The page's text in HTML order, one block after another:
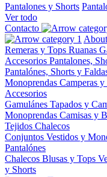
Pantalones y Shorts
Ver todo
Contacto
Remeras y Tops Ruanas
Accesorios Pantalones,
Pantalónes, Shorts y
Monoprendas Camperas y
Accesorios
Gamulánes Tapados y
Monoprendas Camisas y
Tejidos Chalecos
Conjuntos Vestidos y
Pantalónes
Chalecos Blusas y Tops
y Shorts